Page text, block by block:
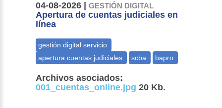
04-08-2026 |GESTIÓN DIGITAL
Apertura de cuentas judiciales en
línea
Archivos asociados:
001_cuentas_online.jpg 20 Kb.